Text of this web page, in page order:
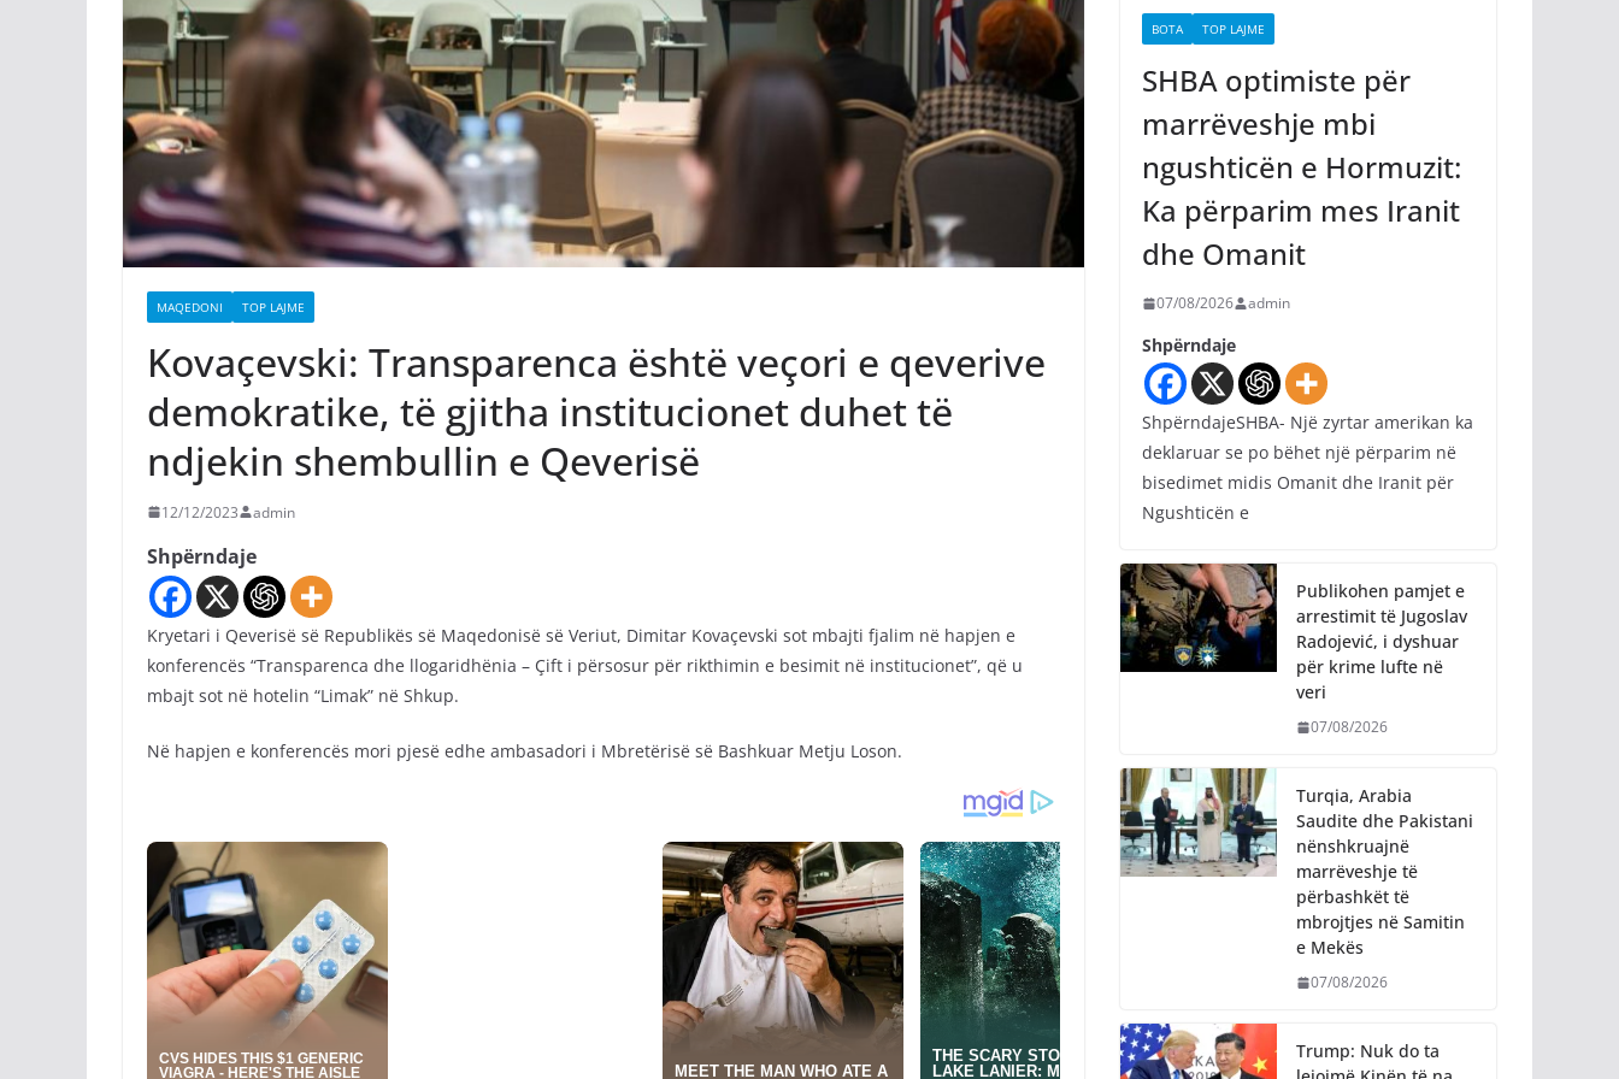
MAQEDONI TOP LAJME
Kovaçevski: Transparenca është veçori e qeverive
demokratike, të gjitha institucionet duhet të
ndjekin shembullin e Qeverisë
12/12/2023 admin
Shpërndaje
Kryetari i Qeverisë së Republikës së Maqedonisë së Veriut, Dimitar Kovaçevski sot mbajti fjalim në hapjen e
konferencës “Transparenca dhe llogaridhënia – Çift i përsosur për rikthimin e besimit në institucionet”, që u
mbajt sot në hotelin “Limak” në Shkup.
Në hapjen e konferencës mori pjesë edhe ambasadori i Mbretërisë së Bashkuar Metju Loson.
BOTA TOP LAJME
SHBA optimiste për
marrëveshje mbi
ngushticën e Hormuzit:
Ka përparim mes Iranit
dhe Omanit
07/08/2026 admin
Shpërndaje
ShpërndajeSHBA- Një zyrtar amerikan ka
deklaruar se po bëhet një përparim në
bisedimet midis Omanit dhe Iranit për
Ngushticën e
Publikohen pamjet e
arrestimit të Jugoslav
Radojević, i dyshuar
për krime lufte në
veri
07/08/2026
Turqia, Arabia
Saudite dhe Pakistani
nënshkruajnë
marrëveshje të
përbashkët të
mbrojtjes në Samitin
e Mekës
07/08/2026
Trump: Nuk do ta